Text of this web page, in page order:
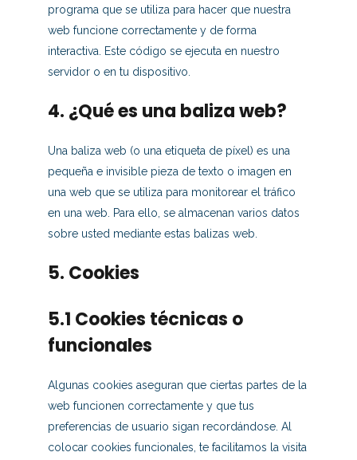
programa que se utiliza para hacer que nuestra
web funcione correctamente y de forma
interactiva. Este código se ejecuta en nuestro
servidor o en tu dispositivo.
4. ¿Qué es una baliza web?
Una baliza web (o una etiqueta de píxel) es una
pequeña e invisible pieza de texto o imagen en
una web que se utiliza para monitorear el tráfico
en una web. Para ello, se almacenan varios datos
sobre usted mediante estas balizas web.
5. Cookies
5.1 Cookies técnicas o
funcionales
Algunas cookies aseguran que ciertas partes de la
web funcionen correctamente y que tus
preferencias de usuario sigan recordándose. Al
colocar cookies funcionales, te facilitamos la visita